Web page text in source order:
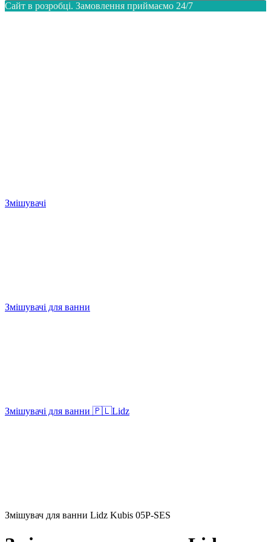
Сайт в розробці. Замовлення приймаємо 24/7
Змішувачі
Змішувачі для ванни
Змішувачі для ванни 🇵🇱Lidz
Змішувач для ванни Lidz Kubis 05P-SES